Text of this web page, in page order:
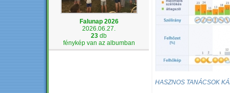
Falunap 2026
2026.06.27.
23 db
fénykép van az albumban
HASZNOS TANÁCSOK